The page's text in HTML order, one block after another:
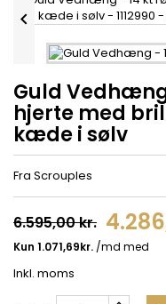

Guld
hjerte med
kæde i sølv
Fra Scrouples
6.595,00 kr.
Inkl. moms